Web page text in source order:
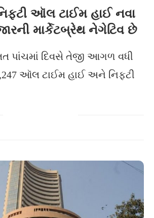
ઑલ ટાઈમ હાઈ નવા
માર્કેટબ્રેથ નેગેટિવ છે
પાંચમાં દિવસે તેજી આગળ વધી
ઑલ ટાઈમ હાઈ અને નિફટી